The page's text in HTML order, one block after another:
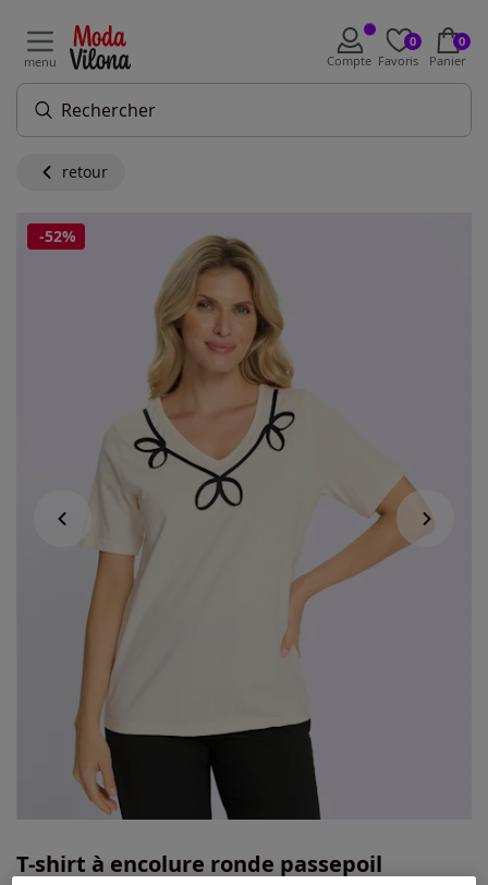
menu Compte
0
Favoris
0
Panier
retour
-52%
T-shirt à encolure ronde passepoil